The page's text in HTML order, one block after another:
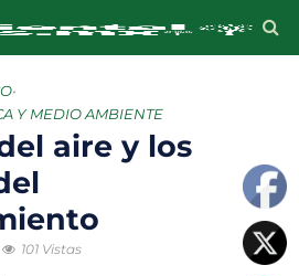
•
Y MEDIO AMBIENTE
aire y los
101 Vistas